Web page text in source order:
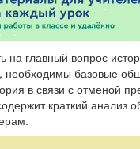
на главный вопрос
необходимы базовые
в связи с отменой
краткий анализ